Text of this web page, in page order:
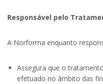
Responsável pelo
A Norforma enquanto
Assegura que o
efetuado no âmbito das